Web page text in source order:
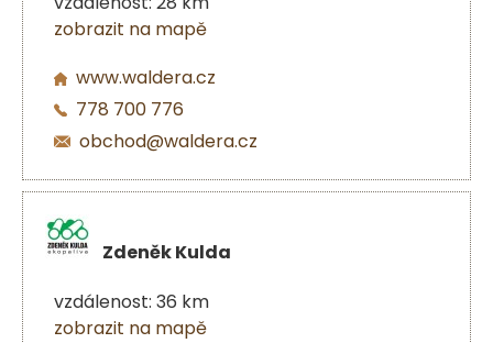
zobrazit na mapě
www.waldera.cz
778 700 776
obchod@waldera.cz
Zdeněk Kulda
vzdálenost: 36 km
zobrazit na mapě